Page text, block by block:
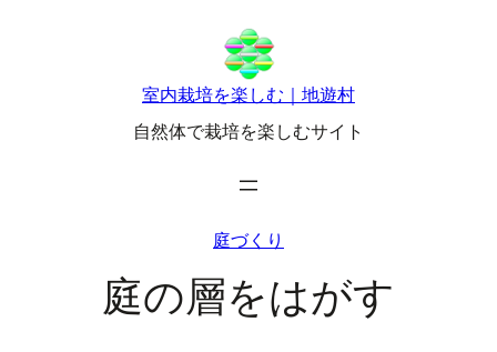
室内栽培を楽しむ｜地遊村
自然体で栽培を楽しむサイト
庭づくり
庭の層をはがす